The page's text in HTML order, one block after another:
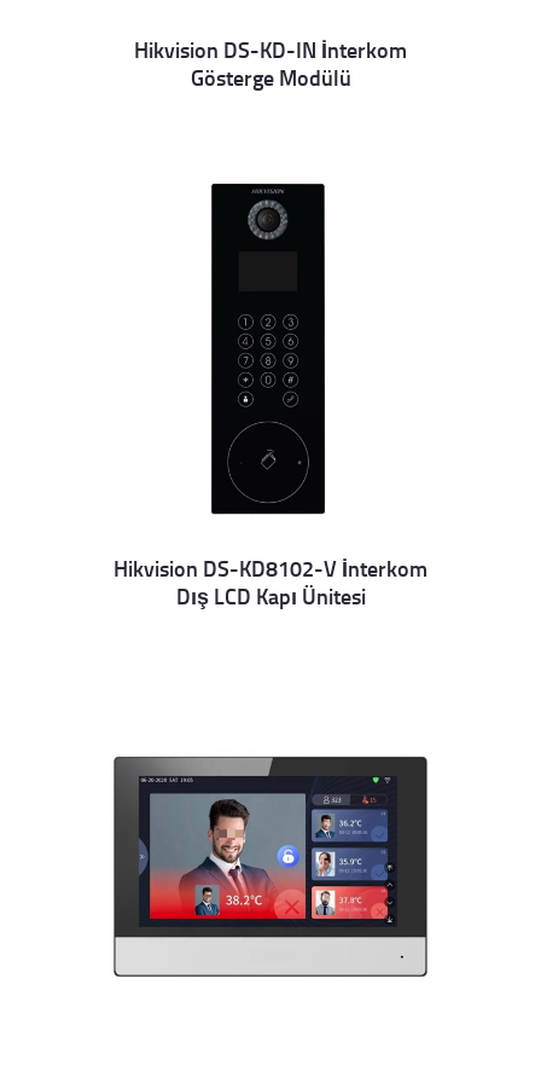
Details
Hikvision DS-KD-IN İnterkom
Gösterge Modülü
Details
Hikvision DS-KD8102-V İnterkom
Dış LCD Kapı Ünitesi